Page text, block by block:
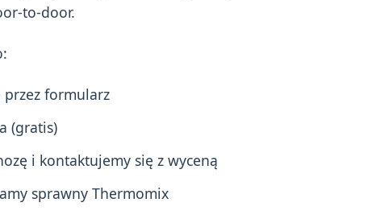
to-door.
przez formularz
(gratis)
i kontaktujemy się z wyceną
sprawny Thermomix